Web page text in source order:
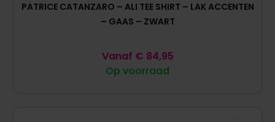
PATRICE CATANZARO – ALI TEE SHIRT – LAK ACCENTEN
– GAAS – ZWART
Op voorraad
Vanaf € 84,95